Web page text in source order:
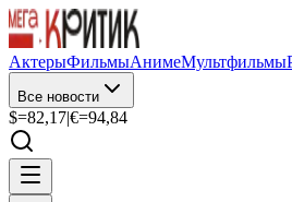
АктерыФильмыАнимеМультфильмы
Все новости
$=82,17|€=94,84